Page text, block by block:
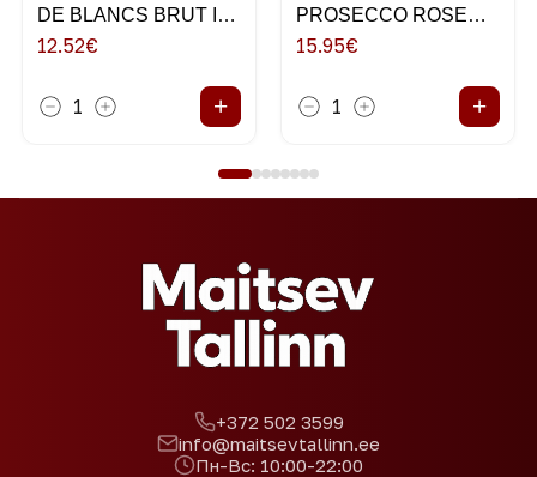
DE BLANCS BRUT IL
FRESCO 75CL
12.52€
1 +
PROSECCO ROSE
MILLESIMATO BRUT
15.95€
1 +
+372 502 3599
info@maitsevtallinn.ee
Пн-Вс: 10:00-22:00